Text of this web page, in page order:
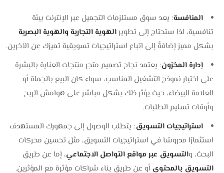
المنافسة: يعد سوق مستلزمات التجميل عبر الإنترنت بيئة
تنافسية، لذا ستحتاج إلى تطويرالهوية التجارية والهوية البصرية
بشكل مميز إضافةً إلى اتباع استراتيجيات تسويقية تميزك عن الآخرين.
إدارة المخزون: يعتمد نجاح تصميم متجر منتجات العناية بالبشرة
على اختيار نموذج التشغيل المناسب، سواء كان البيع بالجملة أو
العلامة البيضاء، حيث يؤثر ذلك بشكل مباشر على هوامش الربح
وأوقات تسليم الطلبات.
استراتيجيات التسويق: يتطلب الوصول إلى جمهورك المستهدف
استثمارًا مدروسًا في استراتيجيات التسويق، مثل تحسين محركات
البحث، والتسويق عبر مواقع التواصل الاجتماعي، إما عن طريق
التسويق بالمحتوى أو عن طريق بناء شراكات مؤثرة مع المؤثرين.